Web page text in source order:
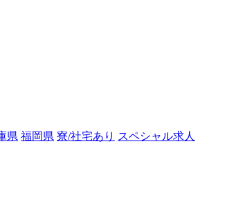
県 福岡県 寮/社宅あり スペシャル求人